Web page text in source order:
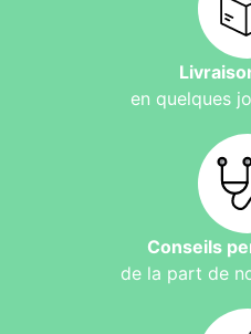
en quelques
Conseils
de la part de